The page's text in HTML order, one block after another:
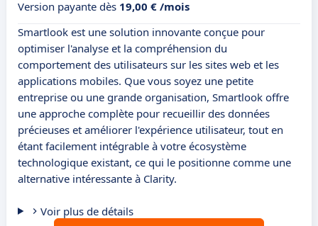
Version payante dès 19,00 € /mois
Smartlook est une solution innovante conçue pour
optimiser l'analyse et la compréhension du
comportement des utilisateurs sur les sites web et les
applications mobiles. Que vous soyez une petite
entreprise ou une grande organisation, Smartlook offre
une approche complète pour recueillir des données
précieuses et améliorer l'expérience utilisateur, tout en
étant facilement intégrable à votre écosystème
technologique existant, ce qui le positionne comme une
alternative intéressante à Clarity.
Voir plus de détails